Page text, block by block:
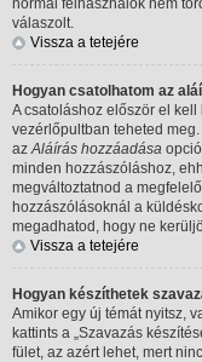
normál felhasználók nem
válaszolt.
Vissza a tetejére
Hogyan csatolhatom az
A csatoláshoz először el
vezérlőpultban teheted
azAláírás hozzáadása
minden hozzászóláshoz,
megváltoztatnod a
hozzászólásoknál a
megadhatod, hogy ne
Vissza a tetejére
Hogyan készíthetek
Amikor egy új témát nyitsz,
kattints a „Szavazás
fület, az azért lehet, mert